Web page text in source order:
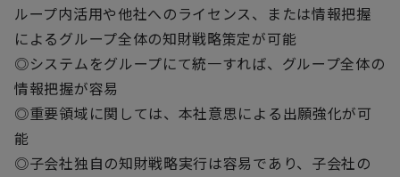
ループ内活用や他社へのライセンス、または情報把握
によるグループ全体の知財戦略策定が可能
◎システムをグループにて統一すれば、グループ全体の
情報把握が容易
◎重要領域に関しては、本社意思による出願強化が可
能
◎子会社独自の知財戦略実行は容易であり、子会社の